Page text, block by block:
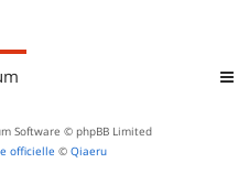
Software © phpBB Limited
officielle © Qiaeru